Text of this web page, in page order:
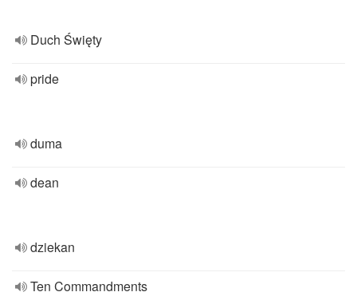
Duch Święty
pride
duma
dean
dziekan
Ten Commandments